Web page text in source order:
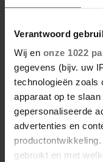
Verantwoord
Wij en onze 1022
gegevens (bijv. uw
technologieën zoals
apparaat op te
gepersonaliseerde
advertenties en
gebruikt en met
10
KONING
EN